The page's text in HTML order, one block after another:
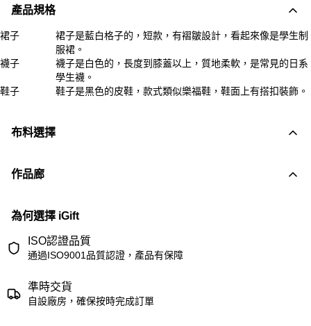
產品規格
裙子
裙子是藍白格子的，短款，有褶皺設計，看起來像是學生制
服裙。
襪子
襪子是白色的，長度到膝蓋以上，質地柔軟，是常見的日系
學生襪。
鞋子
鞋子是黑色的皮鞋，款式類似樂福鞋，鞋面上有搭扣裝飾。
布料選擇
作品廊
為何選擇 iGift
ISO認證品質
通過ISO9001品質認證，產品有保障
準時交貨
自設廠房，確保按時完成訂單